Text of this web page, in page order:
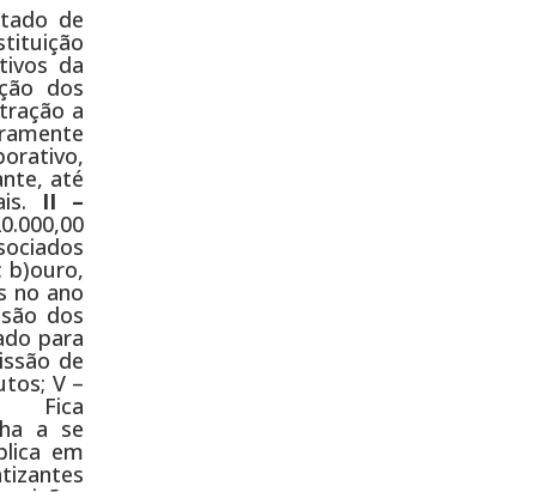
de
da
dos
a
até
II –
b)ouro,
no ano
dos
para
de
V –
Fica
a se
em